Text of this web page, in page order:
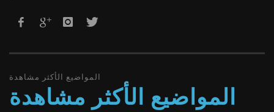
المواضيع الأكثر مشاهدة
المواضيع الأكثر مشاهدة